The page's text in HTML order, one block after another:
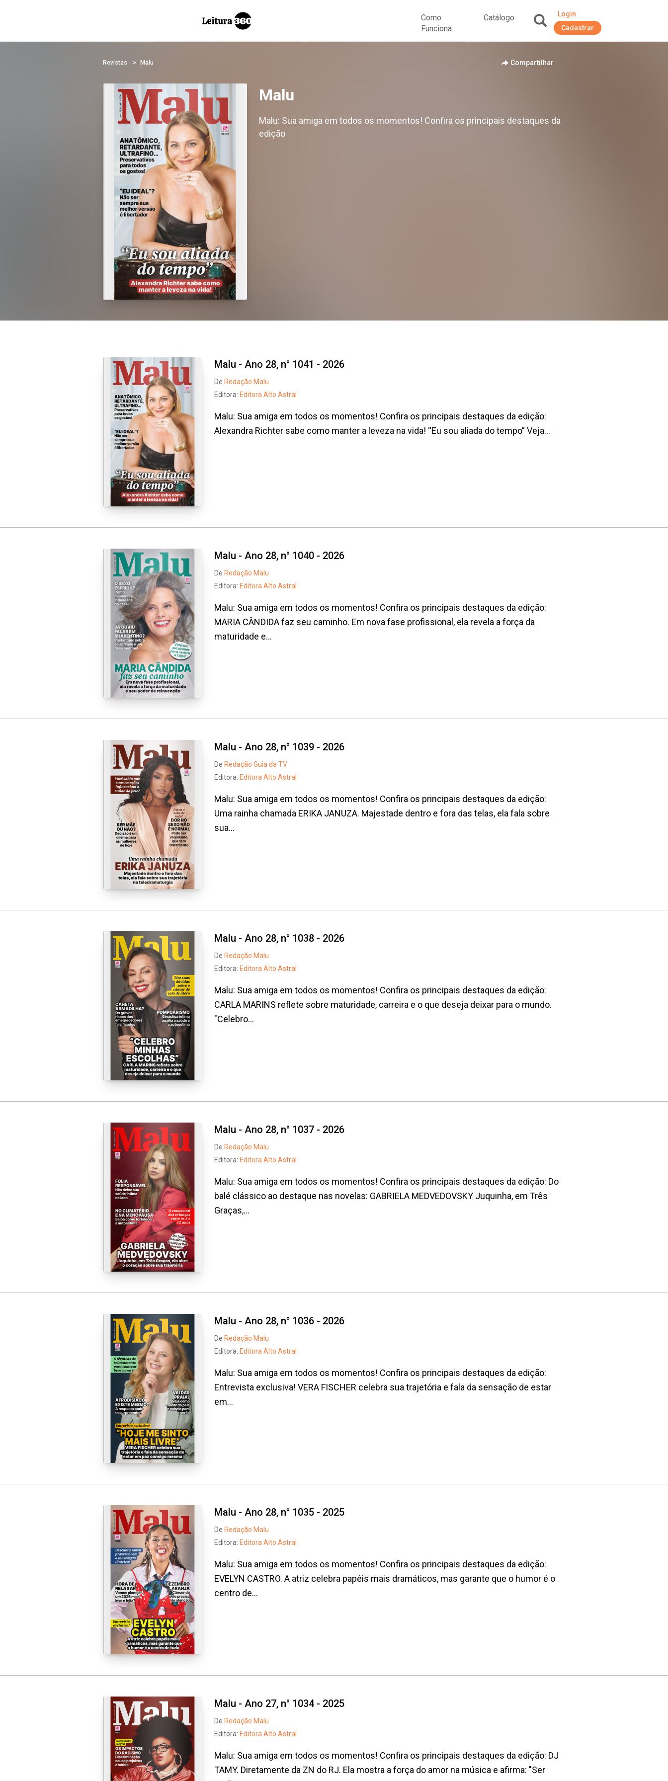
Como
Funciona
Catálogo
Login
Cadastrar
Revistas Malu Compartilhar
Malu
Malu: Sua amiga em todos os momentos! Confira os principais destaques da
edição
Malu - Ano 28, n° 1041 - 2026
De Redação Malu
Editora: Editora Alto Astral
Malu: Sua amiga em todos os momentos! Confira os principais destaques da edição:
Alexandra Richter sabe como manter a leveza na vida! “Eu sou aliada do tempo” Veja...
Malu - Ano 28, n° 1040 - 2026
De Redação Malu
Editora: Editora Alto Astral
Malu: Sua amiga em todos os momentos! Confira os principais destaques da edição:
MARIA CÂNDIDA faz seu caminho. Em nova fase profissional, ela revela a força da
maturidade e...
Malu - Ano 28, n° 1039 - 2026
De Redação Guia da TV
Editora: Editora Alto Astral
Malu: Sua amiga em todos os momentos! Confira os principais destaques da edição:
Uma rainha chamada ERIKA JANUZA. Majestade dentro e fora das telas, ela fala sobre
sua...
Malu - Ano 28, n° 1038 - 2026
De Redação Malu
Editora: Editora Alto Astral
Malu: Sua amiga em todos os momentos! Confira os principais destaques da edição:
CARLA MARINS reflete sobre maturidade, carreira e o que deseja deixar para o mundo.
"Celebro...
Malu - Ano 28, n° 1037 - 2026
De Redação Malu
Editora: Editora Alto Astral
Malu: Sua amiga em todos os momentos! Confira os principais destaques da edição: Do
balé clássico ao destaque nas novelas: GABRIELA MEDVEDOVSKY Juquinha, em Três
Graças,...
Malu - Ano 28, n° 1036 - 2026
De Redação Malu
Editora: Editora Alto Astral
Malu: Sua amiga em todos os momentos! Confira os principais destaques da edição:
Entrevista exclusiva! VERA FISCHER celebra sua trajetória e fala da sensação de estar
em...
Malu - Ano 28, n° 1035 - 2025
De Redação Malu
Editora: Editora Alto Astral
Malu: Sua amiga em todos os momentos! Confira os principais destaques da edição:
EVELYN CASTRO. A atriz celebra papéis mais dramáticos, mas garante que o humor é o
centro de...
Malu - Ano 27, n° 1034 - 2025
De Redação Malu
Editora: Editora Alto Astral
Malu: Sua amiga em todos os momentos! Confira os principais destaques da edição: DJ
TAMY. Diretamente da ZN do RJ. Ela mostra a força do amor na música e afirma: "Ser